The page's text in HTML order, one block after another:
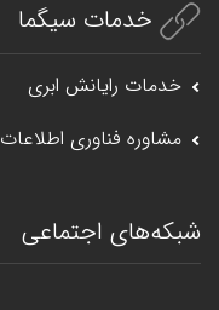
خدمات سیگما
خدمات رایانش ابری
مشاوره فناوری اطلاعات
شبکه‌های اجتماعی